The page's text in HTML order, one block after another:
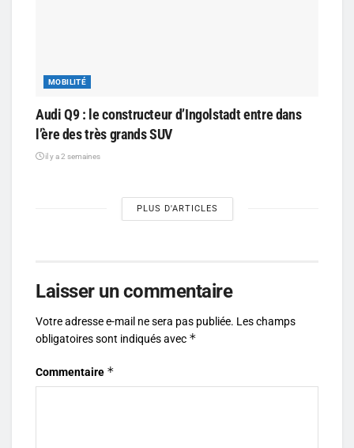
MOBILITÉ
Audi Q9 : le constructeur d’Ingolstadt entre dans
l’ère des très grands SUV
il y a 2 semaines
PLUS D'ARTICLES
Laisser un commentaire
Votre adresse e-mail ne sera pas publiée. Les champs
obligatoires sont indiqués avec *
Commentaire *